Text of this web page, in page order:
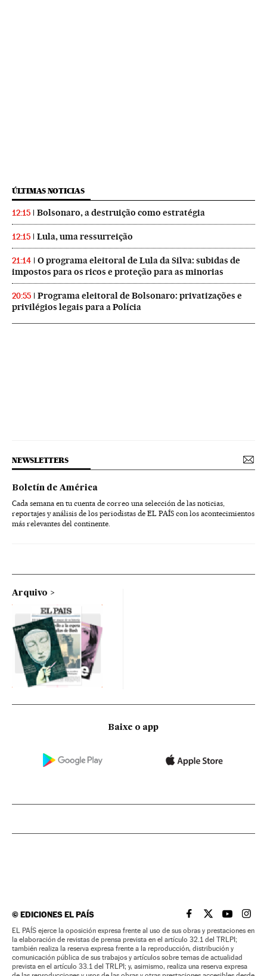
ÚLTIMAS NOTICIAS
12:15 Bolsonaro, a destruição como estratégia
12:15 Lula, uma ressurreição
21:14
O programa eleitoral de Lula da Silva: subidas de
impostos para os ricos e proteção para as minorias
20:55
Programa eleitoral de Bolsonaro: privatizações e
privilégios legais para a Polícia
NEWSLETTERS
Boletín de América
Cada semana en tu cuenta de correo una selección de las noticias,
reportajes y análisis de los periodistas de EL PAÍS con los acontecimientos
más relevantes del continente.
Arquivo
Baixe o app
©EDICIONES EL PAÍS EL PAÍS BRASIL EN
EL PAÍSEL PAÍS
EL
EL PAÍS ejerce la oposición expresa frente al uso de sus obras y prestaciones en
la elaboración de revistas de prensa prevista en el artículo 32.1 del TRLPI;
también realiza la reserva expresa frente a la reproducción, distribución y
comunicación pública de sus trabajos y artículos sobre temas de actualidad
prevista en el artículo 33.1 del TRLPI; y, asimismo, realiza una reserva expresa